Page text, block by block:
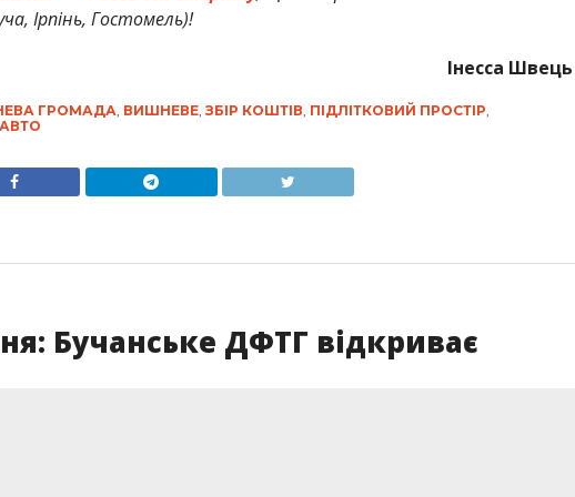
Ірпінь, Гостомель)!
Інесса Швець
ГРОМАДА, ВИШНЕВЕ, ЗБІР КОШТІВ, ПІДЛІТКОВИЙ ПРОСТІР,
Бучанське ДФТГ відкриває